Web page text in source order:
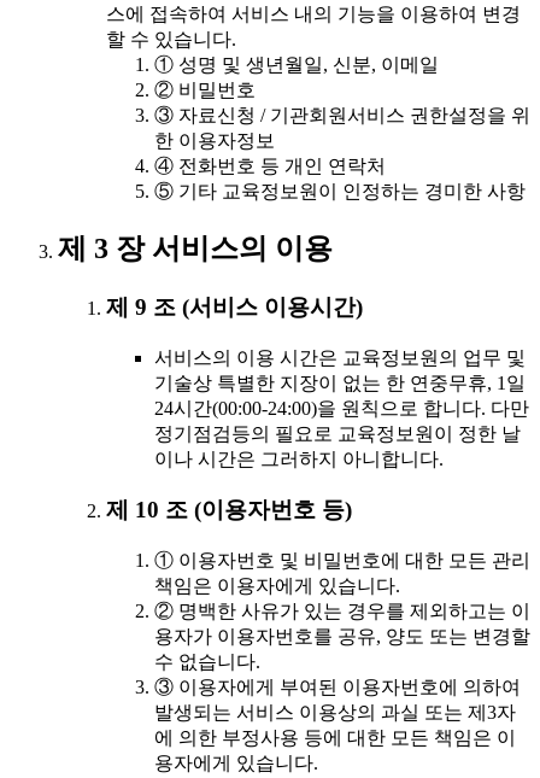
스에 접속하여 서비스 내의 기능을 이용하여 변경
할 수 있습니다.
① 성명 및 생년월일, 신분, 이메일
② 비밀번호
③ 자료신청 / 기관회원서비스 권한설정을 위
한 이용자정보
④ 전화번호 등 개인 연락처
⑤ 기타 교육정보원이 인정하는 경미한 사항
제 3 장 서비스의 이용
제 9 조 (서비스 이용시간)
서비스의 이용 시간은 교육정보원의 업무 및
기술상 특별한 지장이 없는 한 연중무휴, 1일
24시간(00:00-24:00)을 원칙으로 합니다. 다만
정기점검등의 필요로 교육정보원이 정한 날
이나 시간은 그러하지 아니합니다.
제 10 조 (이용자번호 등)
① 이용자번호 및 비밀번호에 대한 모든 관리
책임은 이용자에게 있습니다.
② 명백한 사유가 있는 경우를 제외하고는 이
용자가 이용자번호를 공유, 양도 또는 변경할
수 없습니다.
③ 이용자에게 부여된 이용자번호에 의하여
발생되는 서비스 이용상의 과실 또는 제3자
에 의한 부정사용 등에 대한 모든 책임은 이
용자에게 있습니다.